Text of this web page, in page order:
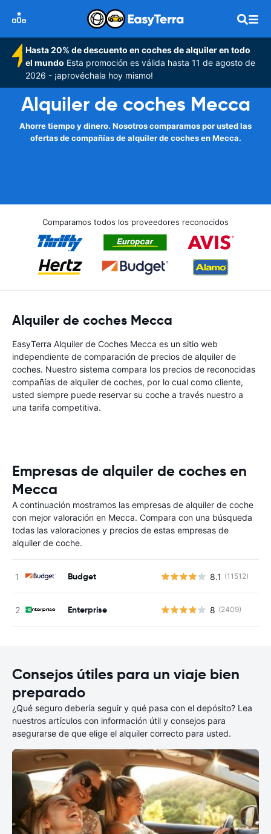
Hasta 20% de descuento en coches de alquiler en todo
el mundo Esta promoción es válida hasta 11 de agosto de
2026 - ¡aprovéchala hoy mismo!
Alquiler de coches Mecca
Ahorre tiempo y dinero. Nosotros comparamos por usted las
ofertas de compañías de alquiler de coches en Mecca.
Comparamos todos los proveedores reconocidos
Alquiler de coches Mecca
EasyTerra Alquiler de Coches Mecca es un sitio web
independiente de comparación de precios de alquiler de
coches. Nuestro sistema compara los precios de reconocidas
compañías de alquiler de coches, por lo cual como cliente,
usted siempre puede reservar su coche a través nuestro a
una tarifa competitiva.
Empresas de alquiler de coches en
Mecca
A continuación mostramos las empresas de alquiler de coche
con mejor valoración en Mecca. Compara con una búsqueda
todas las valoraciones y precios de estas empresas de
alquiler de coche.
Budget 8.1 (11512)
Enterprise 8 (2409)
Consejos útiles para un viaje bien
preparado
¿Qué seguro debería seguir y qué pasa con el depósito? Lea
nuestros artículos con información útil y consejos para
asegurarse de que elige el alquiler correcto para usted.